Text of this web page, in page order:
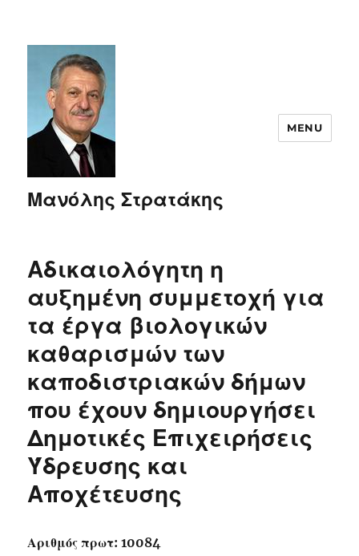
Μανόλης Στρατάκης
MENU
Αδικαιολόγητη η
αυξημένη συμμετοχή για
τα έργα βιολογικών
καθαρισμών των
καποδιστριακών δήμων
που έχουν δημιουργήσει
Δημοτικές Επιχειρήσεις
Ύδρευσης και
Αποχέτευσης
Αριθμός πρωτ: 10084